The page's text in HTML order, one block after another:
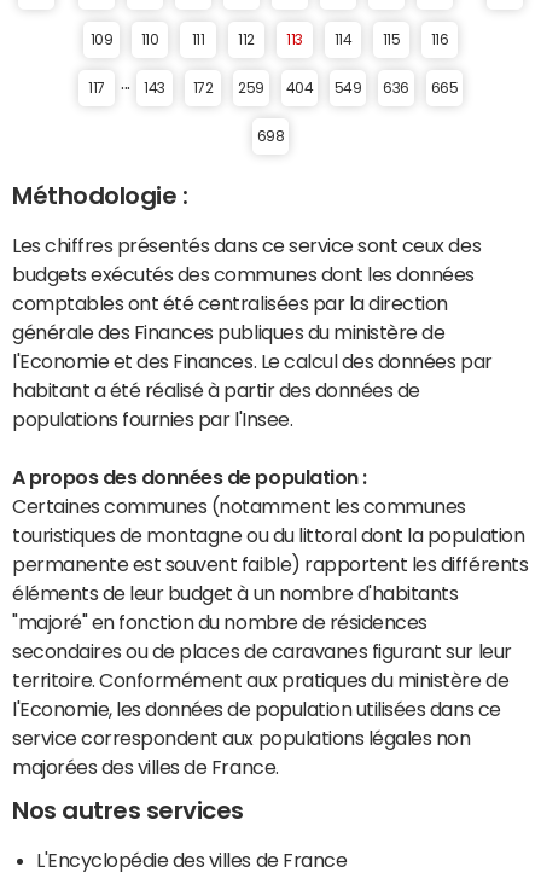
109 110 111 112 113 114 115 116
117 143 172 259 404 549 636 665
698
Méthodologie :
Les chiffres présentés dans ce service sont ceux des
budgets exécutés des communes dont les données
comptables ont été centralisées par la direction
générale des Finances publiques du ministère de
l'Economie et des Finances. Le calcul des données par
habitant a été réalisé à partir des données de
populations fournies par l'Insee.
A propos des données de population :
Certaines communes (notamment les communes
touristiques de montagne ou du littoral dont la population
permanente est souvent faible) rapportent les différents
éléments de leur budget à un nombre d'habitants
"majoré" en fonction du nombre de résidences
secondaires ou de places de caravanes figurant sur leur
territoire. Conformément aux pratiques du ministère de
l'Economie, les données de population utilisées dans ce
service correspondent aux populations légales non
majorées des villes de France.
Nos autres services
L'Encyclopédie des villes de France